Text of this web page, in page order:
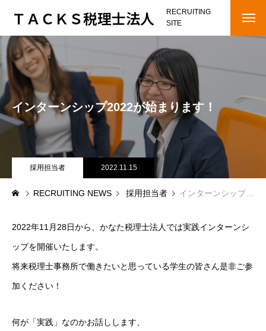
ＴＡＣＫＳ税理士法人
RECRUITING
SITE
HOME
OUR STAGE
COMPANY
メッセージ
会社概要
インタビュー
RECRUITING NEWS
新卒募集要項
インターンシップ2022が始まります！
採用担当者 2022.11.15
RECRUITING NEWS 採用担当者 インターンシップ2022が始まります！
2022年11月28日から、かなた税理士法人では実践インターンシ
ップを開催いたします。
将来税理士事務所で働きたいと思っている学生の皆さん是非ご参
加ください！
何が「実践」なのかお話しします、